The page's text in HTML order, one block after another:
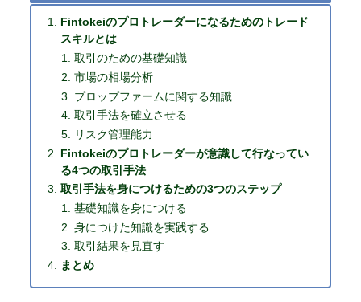
Fintokeiのプロトレーダーになるためのトレード
スキルとは
取引のための基礎知識
市場の相場分析
プロップファームに関する知識
取引手法を確立させる
リスク管理能力
Fintokeiのプロトレーダーが意識して行なってい
る4つの取引手法
取引手法を身につけるための3つのステップ
基礎知識を身につける
身につけた知識を実践する
取引結果を見直す
まとめ